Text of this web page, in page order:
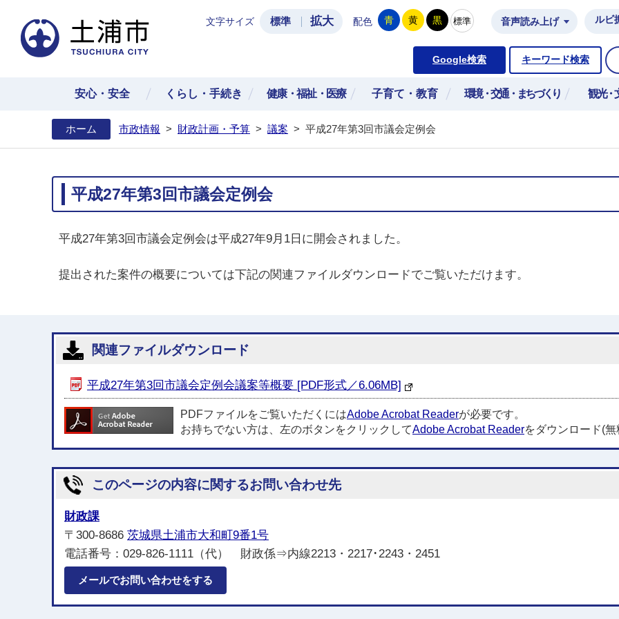
土浦市公式ホームページ
文字サイズ 標準 拡大 配色 青 黄 黒 標準 音声読み上げ ルビ
Google検索 キーワード検索
安心・安全 くらし・手続き 健康・福祉・医療 子育て・教育 環境・交通・まちづくり 観光・
ホーム 市政情報 > 財政計画・予算 > 議案 > 平成27年第3回市議会定例会
平成27年第3回市議会定例会
平成27年第3回市議会定例会は平成27年9月1日に開会されました。
提出された案件の概要については下記の関連ファイルダウンロードでご覧いただけます。
関連ファイルダウンロード
平成27年第3回市議会定例会議案等概要 [PDF形式／6.06MB]
PDFファイルをご覧いただくにはAdobe Acrobat Readerが必要です。
お持ちでない方は、左のボタンをクリックしてAdobe Acrobat Readerをダウンロード(無
このページの内容に関するお問い合わせ先
財政課
〒300-8686 茨城県土浦市大和町9番1号
電話番号：029-826-1111（代） 財政係⇒内線2213・2217･2243・2451
メールでお問い合わせをする